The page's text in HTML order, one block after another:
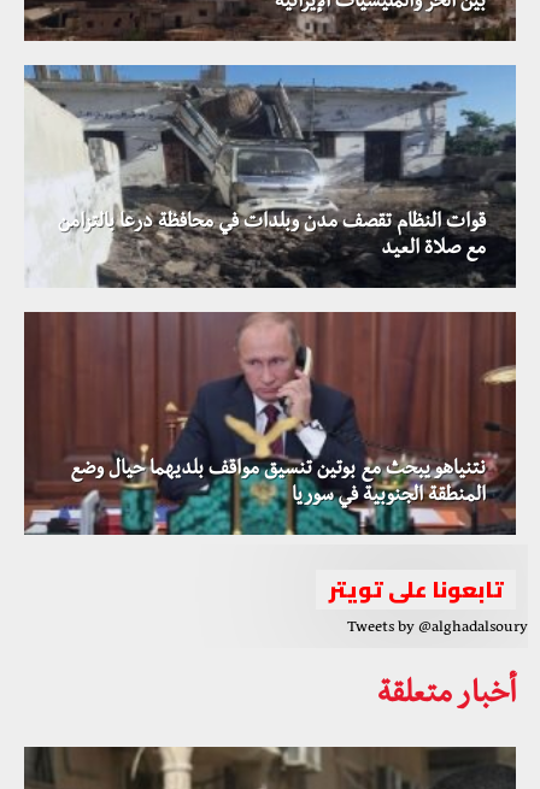
قوات النظام تقصف مدن وبلدات في محافظة درعا بالتزامن
مع صلاة العيد
نتنياهو يبحث مع بوتين تنسيق مواقف بلديهما حيال وضع
المنطقة الجنوبية في سوريا
تابعونا على تويتر
Tweets by @alghadalsoury
أخبار متعلقة